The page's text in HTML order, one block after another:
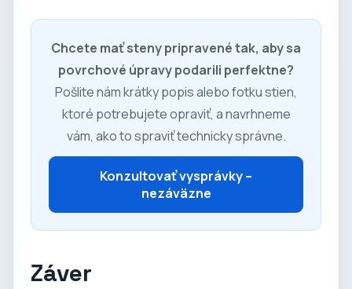
Chcete mať steny pripravené tak, aby sa
povrchové úpravy podarili perfektne?
Pošlite nám krátky popis alebo fotku stien,
ktoré potrebujete opraviť, a navrhneme
vám, ako to spraviť technicky správne.
Konzultovať vysprávky –
nezáväzne
Záver